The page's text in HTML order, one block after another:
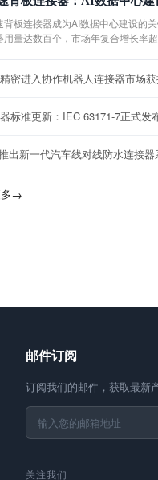
背板连接器成为AI数据中心建设的
用量达数百个，市场年复合增长率超
密进入协作机器人连接器市场
出新一代汽车线对线防水连接器
→
邮件订阅
订阅我们的邮件，获取最新
关注我们